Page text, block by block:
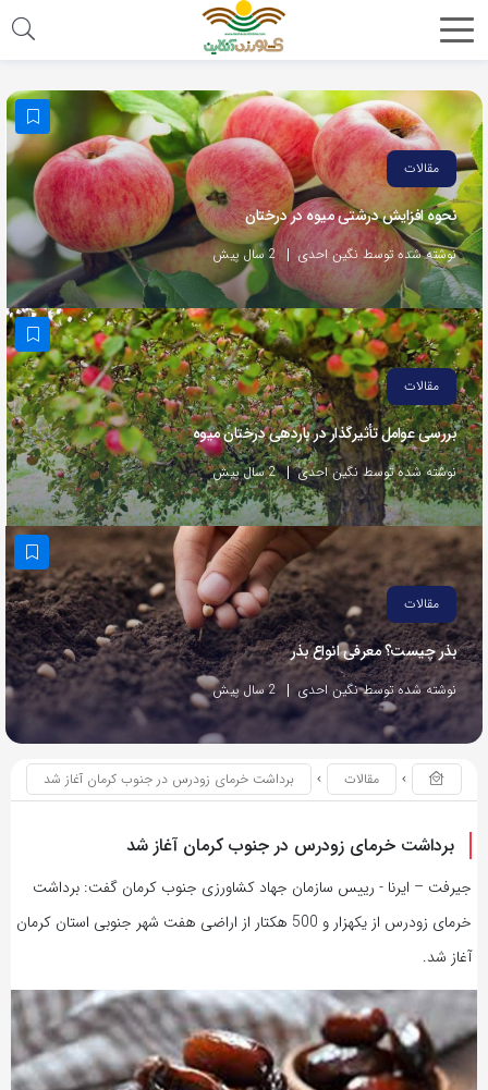
مقالات
نحوه افزایش درشتی میوه در درختان
نوشته شده توسط نگین احدی 2 سال پیش
مقالات
بررسی عوامل تأثیرگذار در باردهی درختان میوه
نوشته شده توسط نگین احدی 2 سال پیش
مقالات
بذر چیست؟ معرفی انواع بذر
نوشته شده توسط نگین احدی 2 سال پیش
مقالات برداشت خرمای زودرس در جنوب کرمان آغاز شد
برداشت خرمای زودرس در جنوب کرمان آغاز شد
جیرفت – ایرنا - رییس سازمان جهاد کشاورزی جنوب کرمان گفت: برداشت
خرمای زودرس از یکهزار و 500 هکتار از اراضی هفت شهر جنوبی استان کرمان
آغاز شد.